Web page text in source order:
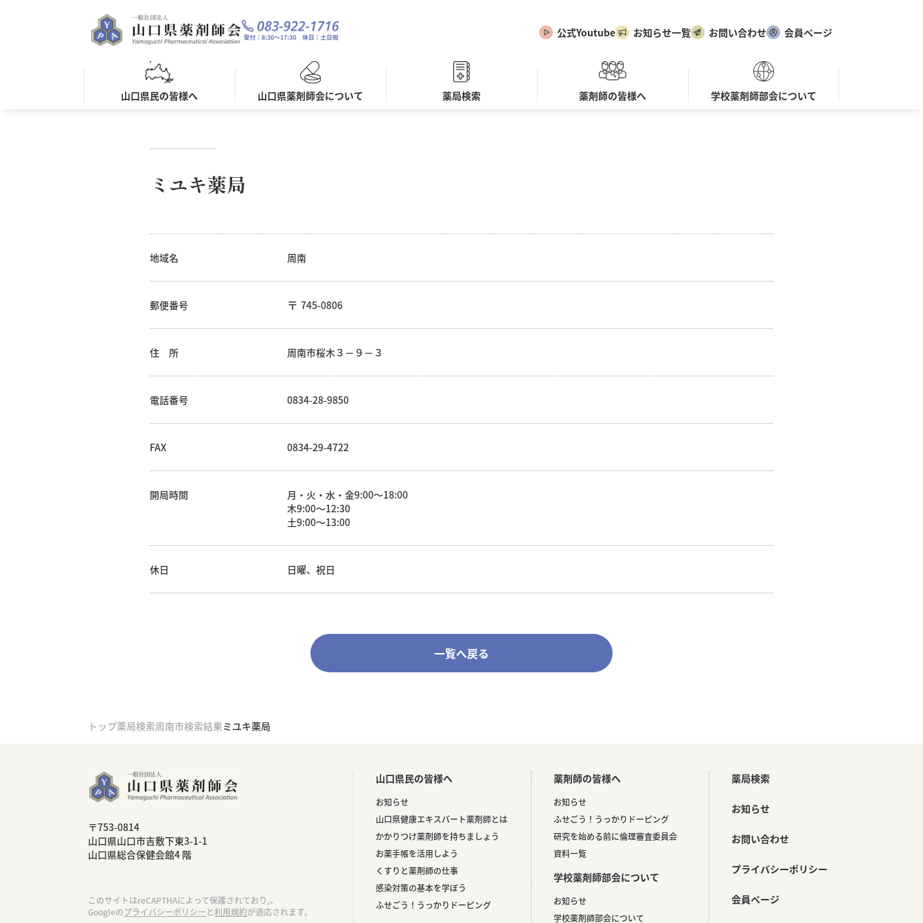
公式Youtube お知らせ一覧 お問い合わせ 会員ページ
山口県民の皆様へ 山口県薬剤師会について 薬局検索 薬剤師の皆様へ 学校薬剤師部会について
ミユキ薬局
地域名 周南
郵便番号 745-0806
住 所 周南市桜木３－９－３
電話番号 0834-28-9850
FAX 0834-29-4722
開局時間
月・火・水・金9:00～18:00
木9:00～12:30
土9:00～13:00
休日 日曜、祝日
一覧へ戻る
トップ薬局検索周南市検索結果ミユキ薬局
〒753-0814
⼭⼝県⼭⼝市吉敷下東3-1-1
⼭⼝県総合保健会館4 階
このサイトはreCAPTHAによって保護されており,、
Googleのプライバシーポリシーと利用規約が適応されます。
山口県民の皆様へ
お知らせ
山口県健康エキスパート薬剤師とは
かかりつけ薬剤師を持ちましょう
お薬手帳を活用しよう
くすりと薬剤師の仕事
感染対策の基本を学ぼう
ふせごう！うっかりドーピング
薬剤師の皆様へ
お知らせ
ふせごう！うっかりドーピング
研究を始める前に倫理審査委員会
資料一覧
学校薬剤師部会について
お知らせ
学校薬剤師部会について
薬局検索
お知らせ
お問い合わせ
プライバシーポリシー
会員ページ